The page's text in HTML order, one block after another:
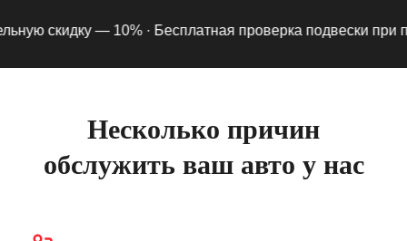
скидку — 10% ·Бесплатная проверка подвески при
Несколько причин
обслужить ваш авто у нас